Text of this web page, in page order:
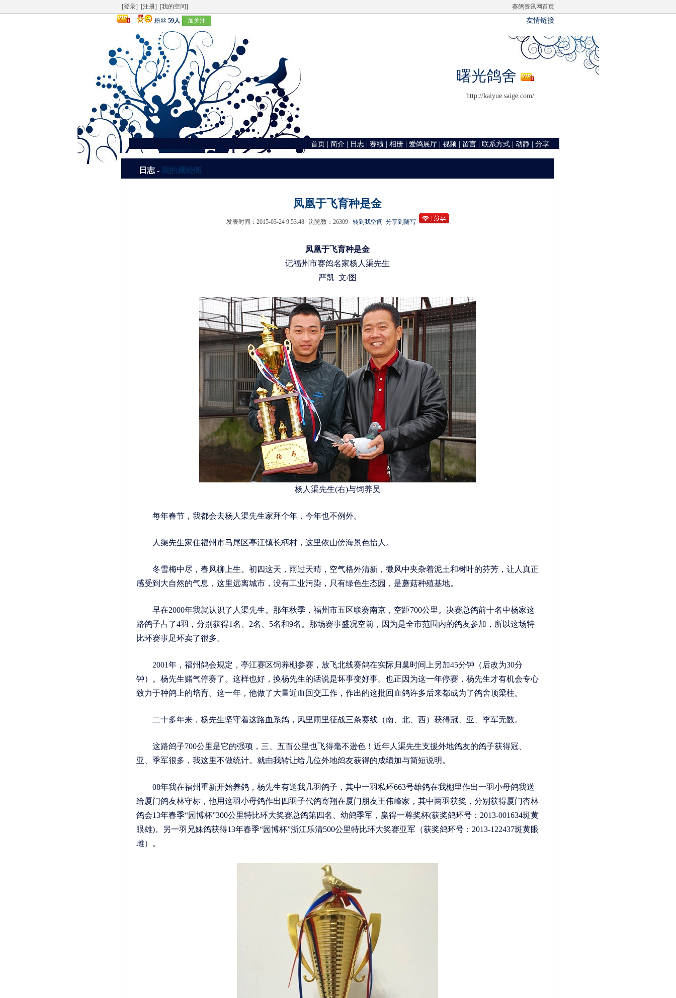
[登录] [注册] [我的空间]
赛鸽资讯网首页
粉丝 59人 加关注 友情链接
曙光鸽舍
http://kaiyue.saige.com/
首页 简介 日志 赛绩 相册 爱鸽展厅 视频 留言 联系方式 动静 分享
日志 - 我的藏经阁
凤凰于飞育种是金
发表时间：2015-03-24 9:53:48 浏览数：26309 转到我空间 分享到随写
凤凰于飞育种是金
记福州市赛鸽名家杨人渠先生
严凯 文/图
杨人渠先生(右)与饲养员
每年春节，我都会去杨人渠先生家拜个年，今年也不例外。
人渠先生家住福州市马尾区亭江镇长柄村，这里依山傍海景色怡人。
冬雪梅中尽，春风柳上生。初四这天，雨过天晴，空气格外清新，微风中夹杂着泥土和树叶的芬芳，让人真正
感受到大自然的气息，这里远离城市，没有工业污染，只有绿色生态园，是蘑菇种殖基地。
早在2000年我就认识了人渠先生。那年秋季，福州市五区联赛南京，空距700公里。决赛总鸽前十名中杨家这
路鸽子占了4羽，分别获得1名、2名、5名和9名。那场赛事盛况空前，因为是全市范围内的鸽友参加，所以这场特
比环赛事足环卖了很多。
2001年，福州鸽会规定，亭江赛区饲养棚参赛，放飞北线赛鸽在实际归巢时间上另加45分钟（后改为30分
钟）。杨先生赌气停赛了。这样也好，换杨先生的话说是坏事变好事。也正因为这一年停赛，杨先生才有机会专心
致力于种鸽上的培育。这一年，他做了大量近血回交工作，作出的这批回血鸽许多后来都成为了鸽舍顶梁柱。
二十多年来，杨先生坚守着这路血系鸽，风里雨里征战三条赛线（南、北、西）获得冠、亚、季军无数。
这路鸽子700公里是它的强项，三、五百公里也飞得毫不逊色！近年人渠先生支援外地鸽友的鸽子获得冠、
亚、季军很多，我这里不做统计。就由我转让给几位外地鸽友获得的成绩加与简短说明。
08年我在福州重新开始养鸽，杨先生有送我几羽鸽子，其中一羽私环663号雄鸽在我棚里作出一羽小母鸽我送
给厦门鸽友林守标，他用这羽小母鸽作出四羽子代鸽寄翔在厦门朋友王伟峰家，其中两羽获奖，分别获得厦门杏林
鸽会13年春季“园博杯”300公里特比环大奖赛总鸽第四名、幼鸽季军，赢得一尊奖杯(获奖鸽环号：2013-001634斑黄
眼雄)。另一羽兄妹鸽获得13年春季“园博杯”浙江乐清500公里特比环大奖赛亚军（获奖鸽环号：2013-122437斑黄眼
雌）。